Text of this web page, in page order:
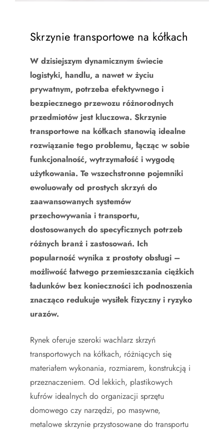
Skrzynie transportowe na kółkach
W dzisiejszym dynamicznym świecie
logistyki, handlu, a nawet w życiu
prywatnym, potrzeba efektywnego i
bezpiecznego przewozu różnorodnych
przedmiotów jest kluczowa. Skrzynie
transportowe na kółkach stanowią idealne
rozwiązanie tego problemu, łącząc w sobie
funkcjonalność, wytrzymałość i wygodę
użytkowania. Te wszechstronne pojemniki
ewoluowały od prostych skrzyń do
zaawansowanych systemów
przechowywania i transportu,
dostosowanych do specyficznych potrzeb
różnych branż i zastosowań. Ich
popularność wynika z prostoty obsługi –
możliwość łatwego przemieszczania ciężkich
ładunków bez konieczności ich podnoszenia
znacząco redukuje wysiłek fizyczny i ryzyko
urazów.
Rynek oferuje szeroki wachlarz skrzyń
transportowych na kółkach, różniących się
materiałem wykonania, rozmiarem, konstrukcją i
przeznaczeniem. Od lekkich, plastikowych
kufrów idealnych do organizacji sprzętu
domowego czy narzędzi, po masywne,
metalowe skrzynie przystosowane do transportu